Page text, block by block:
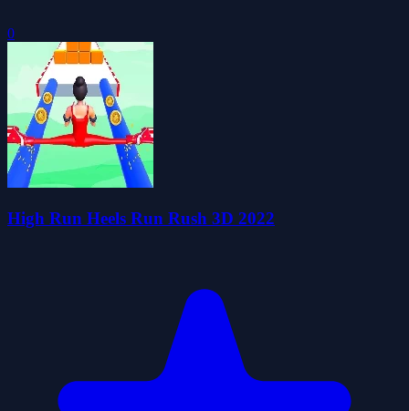
0
High Run Heels Run Rush 3D 2022